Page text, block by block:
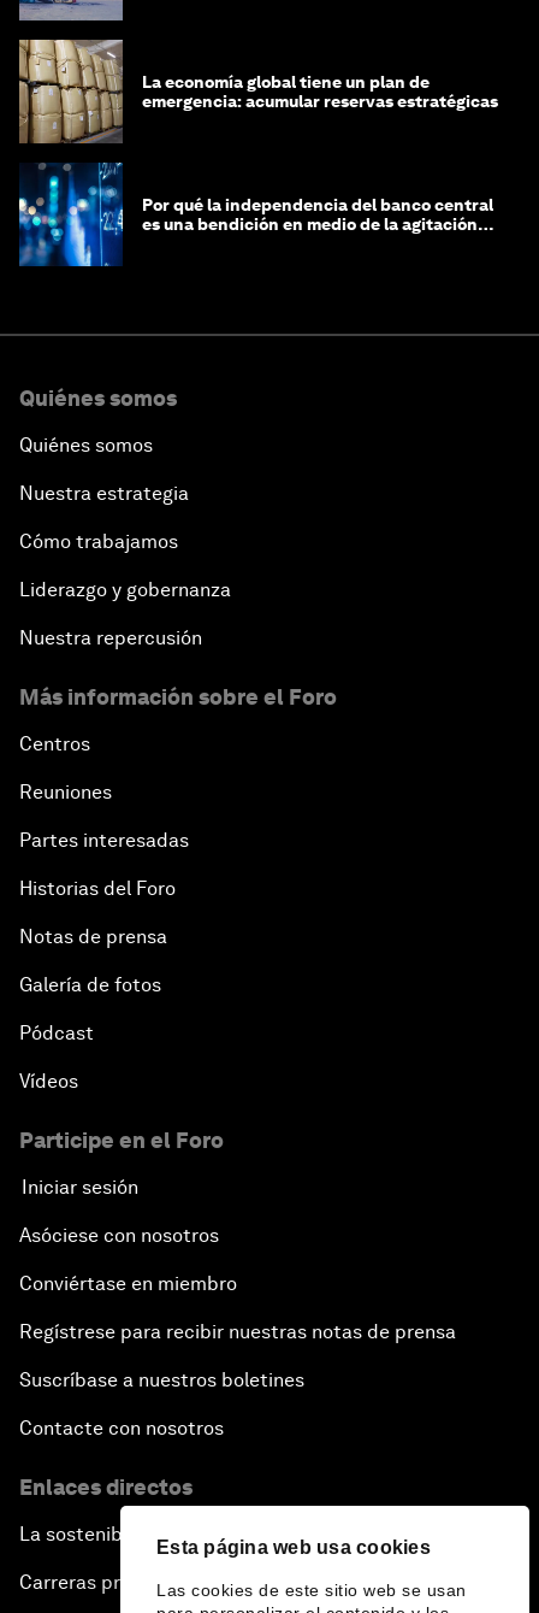
Esta página web usa cookies
Las cookies de este sitio web se usan
La economía global tiene un plan de
emergencia: acumular reservas estratégicas
Por qué la independencia del banco central
es una bendición en medio de la agitación
Quiénes somos
Quiénes somos
Nuestra estrategia
Cómo trabajamos
Liderazgo y gobernanza
Nuestra repercusión
Más información sobre el Foro
Centros
Reuniones
Partes interesadas
Historias del Foro
Notas de prensa
Galería de fotos
Pódcast
Vídeos
Participe en el Foro
Iniciar sesión
Asóciese con nosotros
Conviértase en miembro
Regístrese para recibir nuestras notas de prensa
Suscríbase a nuestros boletines
Contacte con nosotros
Enlaces directos
La sostenibilidad en el Foro
Carreras profesionales